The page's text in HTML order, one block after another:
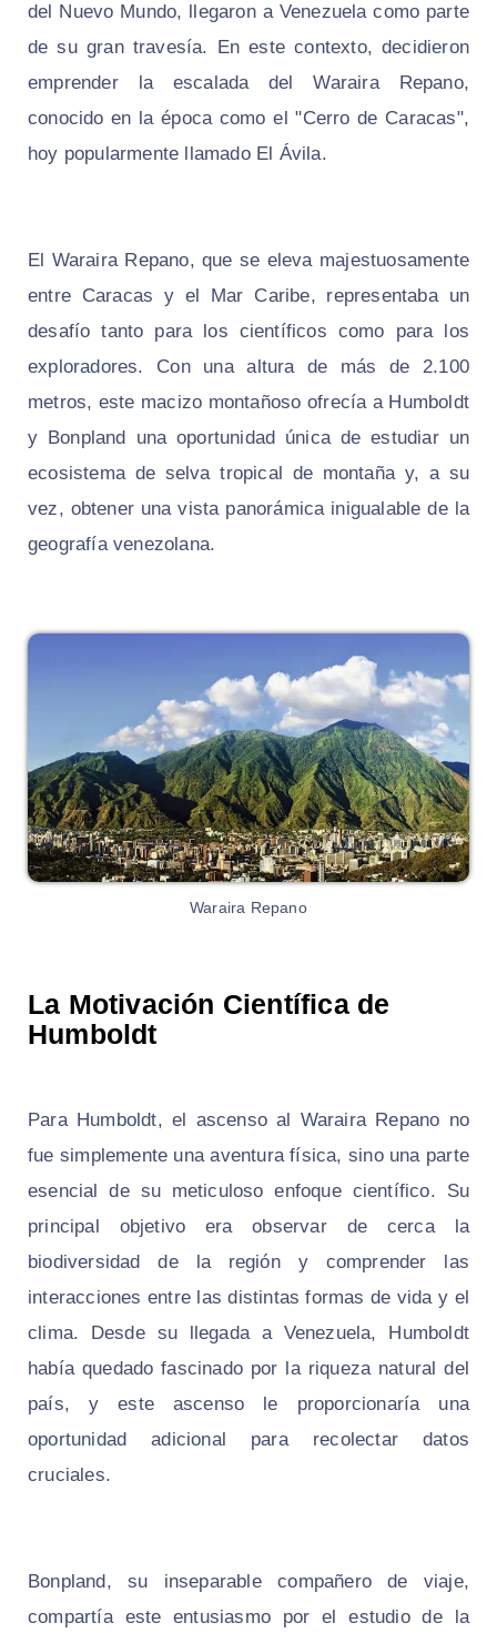
del Nuevo Mundo, llegaron a Venezuela como parte
de su gran travesía. En este contexto, decidieron
emprender la escalada del Waraira Repano,
conocido en la época como el "Cerro de Caracas",
hoy popularmente llamado El Ávila.
El Waraira Repano, que se eleva majestuosamente
entre Caracas y el Mar Caribe, representaba un
desafío tanto para los científicos como para los
exploradores. Con una altura de más de 2.100
metros, este macizo montañoso ofrecía a Humboldt
y Bonpland una oportunidad única de estudiar un
ecosistema de selva tropical de montaña y, a su
vez, obtener una vista panorámica inigualable de la
geografía venezolana.
Waraira Repano
La Motivación Científica de
Humboldt
Para Humboldt, el ascenso al Waraira Repano no
fue simplemente una aventura física, sino una parte
esencial de su meticuloso enfoque científico. Su
principal objetivo era observar de cerca la
biodiversidad de la región y comprender las
interacciones entre las distintas formas de vida y el
clima. Desde su llegada a Venezuela, Humboldt
había quedado fascinado por la riqueza natural del
país, y este ascenso le proporcionaría una
oportunidad adicional para recolectar datos
cruciales.
Bonpland, su inseparable compañero de viaje,
compartía este entusiasmo por el estudio de la